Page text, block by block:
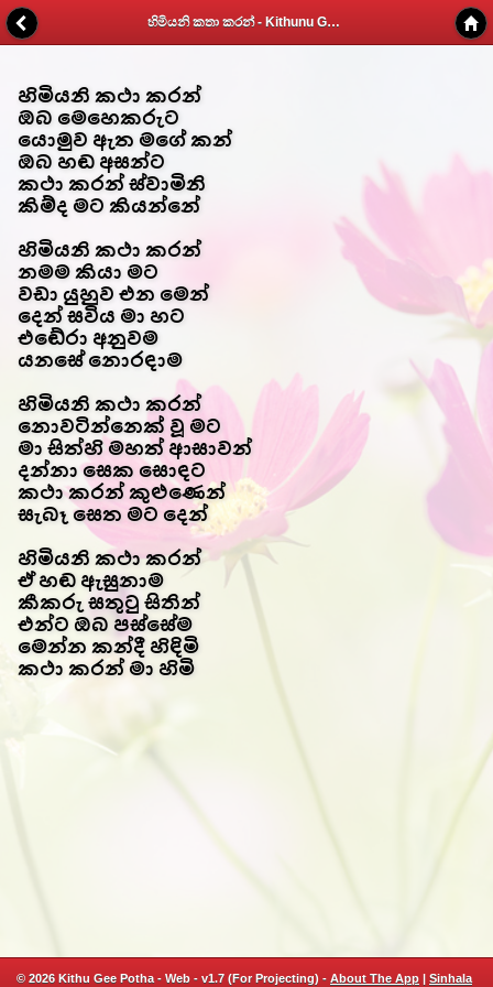
හිමියනි කතා කරන් - Kithunu Gee Potha - Web v1.7
හිමියනි කථා කරන්
ඔබ මෙහෙකරුට
යොමුව ඇත මගේ කන්
ඔබ හඬ අසන්ට
කථා කරන් ස්වාමිනි
කිම්ද මට කියන්නේ
හිමියනි කථා කරන්
නමම කියා මට
වඩා යුහුව එන මෙන්
දෙන් සවිය මා හට
එඬේරා අනුවම
යනසේ නොරඳාම
හිමියනි කථා කරන්
නොවටින්නෙක් වූ මට
මා සිත්හි මහත් ආසාවන්
දන්නා සෙක සොඳට
කථා කරන් කුළුණෙන්
සැබෑ සෙත මට දෙන්
හිමියනි කථා කරන්
ඒ හඬ ඇසුනාම
කීකරු සතුටු සිතින්
එන්ට ඔබ පස්සේම
මෙන්න කන්දී හිඳිමි
කථා කරන් මා හිමි
© 2026 Kithu Gee Potha - Web - v1.7 (For Projecting) - About The App | Sinhala